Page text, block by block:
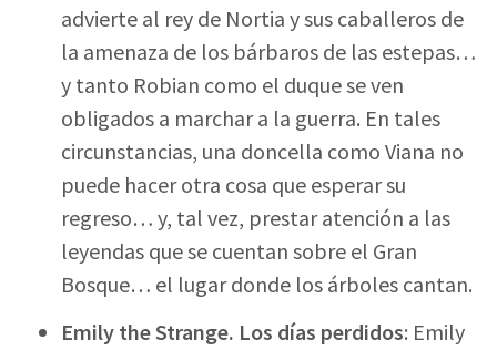
advierte al rey de Nortia y sus caballeros de
la amenaza de los bárbaros de las estepas…
y tanto Robian como el duque se ven
obligados a marchar a la guerra. En tales
circunstancias, una doncella como Viana no
puede hacer otra cosa que esperar su
regreso… y, tal vez, prestar atención a las
leyendas que se cuentan sobre el Gran
Bosque… el lugar donde los árboles cantan.
Emily the Strange. Los días perdidos: Emily